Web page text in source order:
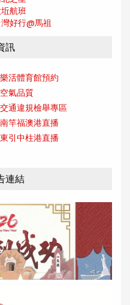
航班
好行@馬祖
訊
樂活體育館預約
空氣品質
交通違規檢舉專區
南竿福澳港直播
東引中柱港直播
連結